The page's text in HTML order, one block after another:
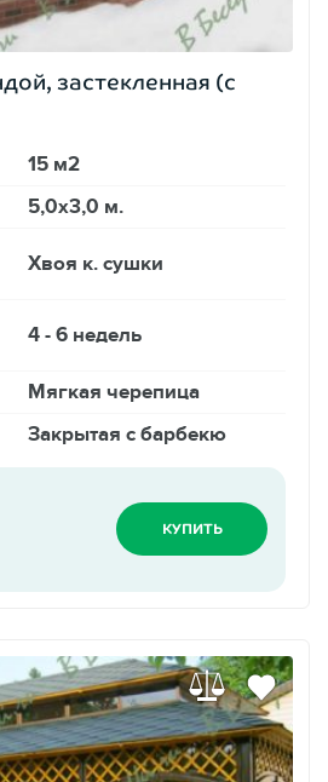
застекленная (с
15 м2
5,0х3,0 м.
Хвоя к. сушки
4 - 6 недель
Мягкая черепица
Закрытая с барбекю
КУПИТЬ